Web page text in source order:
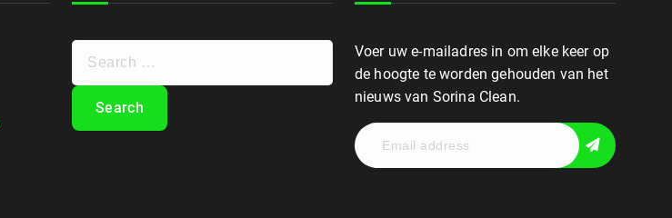
Voer uw e-mailadres in om elke keer op
de hoogte te worden gehouden van het
nieuws van Sorina Clean.